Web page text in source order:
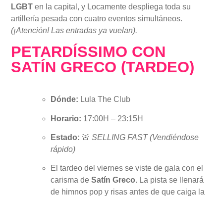
LGBT en la capital, y Locamente despliega toda su
artillería pesada con cuatro eventos simultáneos.
(¡Atención! Las entradas ya vuelan).
PETARDÍSSIMO CON
SATÍN GRECO (TARDEO)
Dónde: Lula The Club
Horario: 17:00H – 23:15H
Estado: 🚨SELLING FAST (Vendiéndose
rápido)
El tardeo del viernes se viste de gala con el
carisma deSatín Greco. La pista se llenará
de himnos pop y risas antes de que caiga la